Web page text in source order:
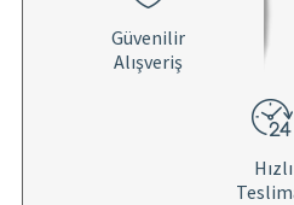
Güvenilir
Alışveriş
Hızlı